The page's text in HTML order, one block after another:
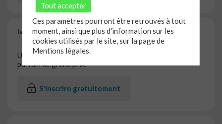
la femme au parfum
Une femme s'approche de Jésus et verse sur sa tête un
parfum de grand prix.
S'inscrire gratuitement
Tout accepter
Ces paramètres pourront être retrouvés à tout
moment, ainsi que plus d'information sur les
cookies utilisés par le site, sur la page de
Mentions légales.